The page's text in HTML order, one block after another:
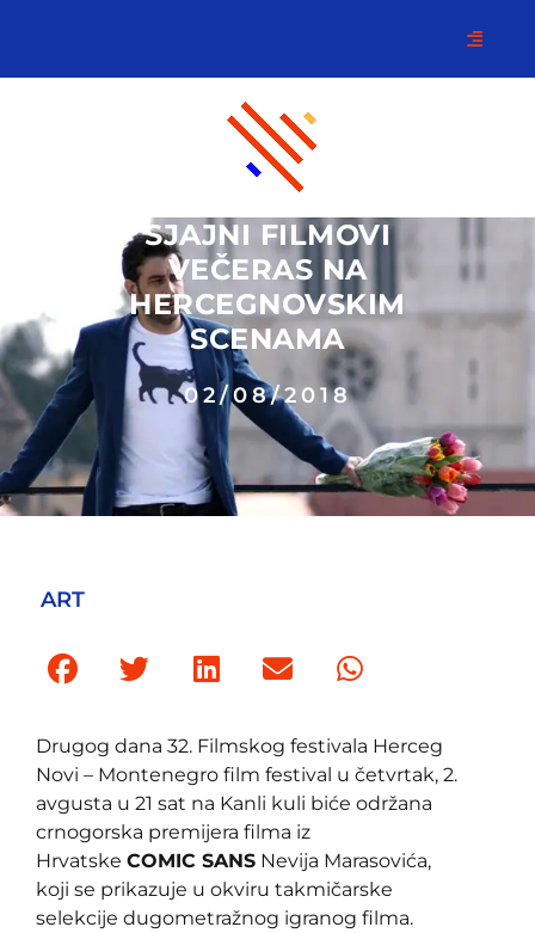
SJAJNI FILMOVI
VEČERAS NA
HERCEGNOVSKIM
SCENAMA
02/08/2018
ART
Drugog dana 32. Filmskog festivala Herceg
Novi – Montenegro film festival u četvrtak, 2.
avgusta u 21 sat na Kanli kuli biće održana
crnogorska premijera filma iz
Hrvatske COMIC SANS Nevija Marasovića,
koji se prikazuje u okviru takmičarske
selekcije dugometražnog igranog filma.